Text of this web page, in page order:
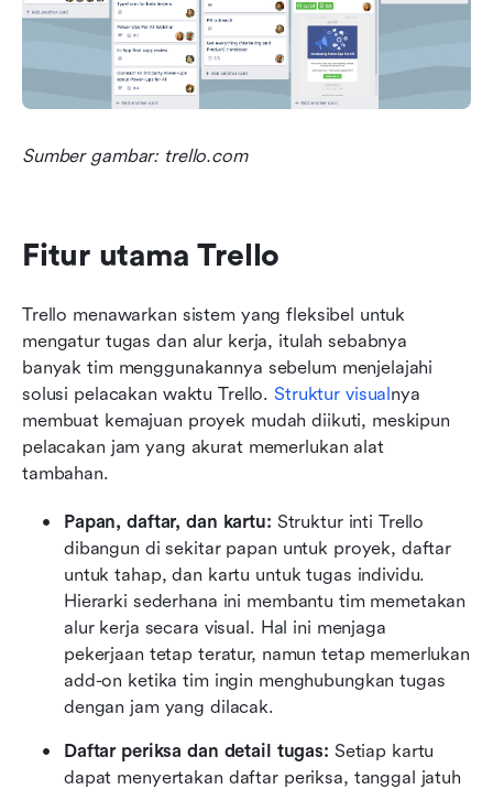
Sumber gambar: trello.com
Fitur utama Trello
Trello menawarkan sistem yang fleksibel untuk
mengatur tugas dan alur kerja, itulah sebabnya
banyak tim menggunakannya sebelum menjelajahi
solusi pelacakan waktu Trello. Struktur visualnya
membuat kemajuan proyek mudah diikuti, meskipun
pelacakan jam yang akurat memerlukan alat
tambahan.
Papan, daftar, dan kartu: Struktur inti Trello
dibangun di sekitar papan untuk proyek, daftar
untuk tahap, dan kartu untuk tugas individu.
Hierarki sederhana ini membantu tim memetakan
alur kerja secara visual. Hal ini menjaga
pekerjaan tetap teratur, namun tetap memerlukan
add-on ketika tim ingin menghubungkan tugas
dengan jam yang dilacak.
Daftar periksa dan detail tugas: Setiap kartu
dapat menyertakan daftar periksa, tanggal jatuh